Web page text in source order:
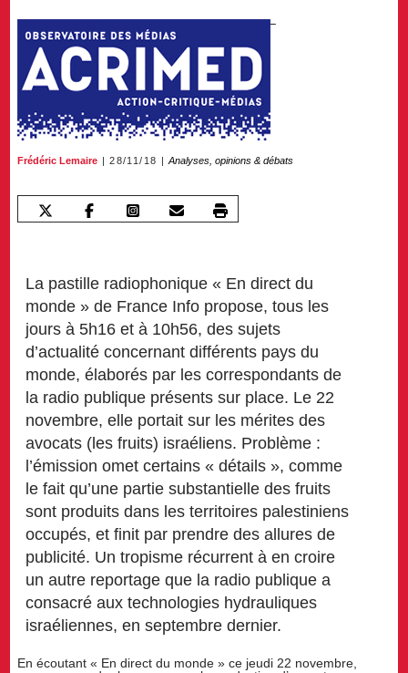
Frédéric Lemaire 28/11/18 Analyses, opinions & débats
La pastille radiophonique « En direct du
monde » de France Info propose, tous les
jours à 5h16 et à 10h56, des sujets
d’actualité concernant différents pays du
monde, élaborés par les correspondants de
la radio publique présents sur place. Le 22
novembre, elle portait sur les mérites des
avocats (les fruits) israéliens. Problème :
l’émission omet certains « détails », comme
le fait qu’une partie substantielle des fruits
sont produits dans les territoires palestiniens
occupés, et finit par prendre des allures de
publicité. Un tropisme récurrent à en croire
un autre reportage que la radio publique a
consacré aux technologies hydrauliques
israéliennes, en septembre dernier.
En écoutant « En direct du monde » ce jeudi 22 novembre,